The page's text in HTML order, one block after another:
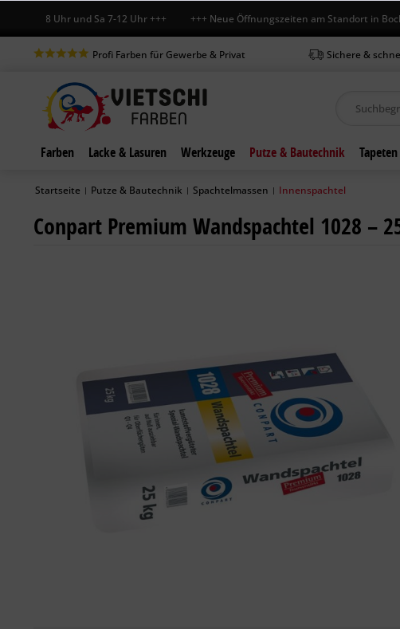
7-18 Uhr und Sa 7-12 Uhr +++ +++ Neue Öffnungszeiten am Standort in Bochum
Profi Farben für Gewerbe & Privat Sichere &
Farben Lacke & Lasuren Werkzeuge Putze & Bautechnik Tapeten
Startseite | Putze & Bautechnik | Spachtelmassen | Innenspachtel
Conpart Premium Wandspachtel 1028 –